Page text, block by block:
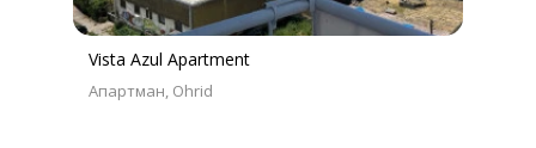
Vista Azul Apartment
Апартман Ohrid